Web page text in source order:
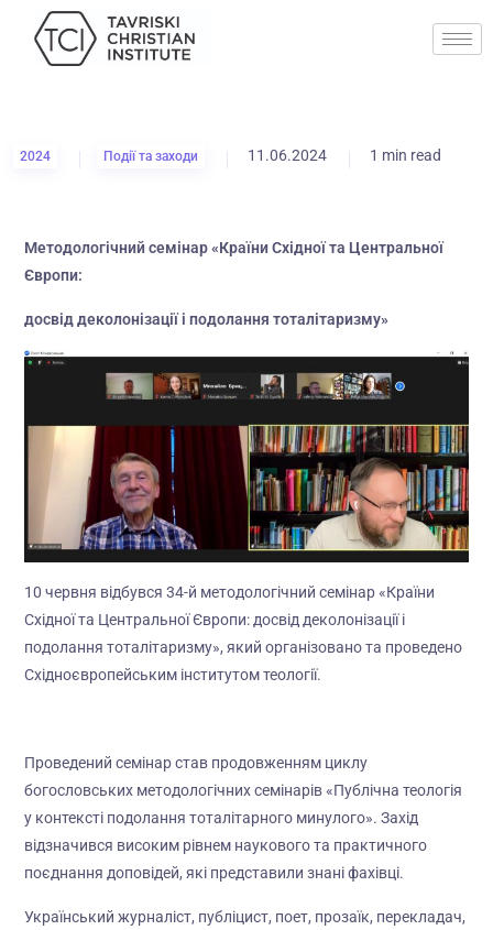
2024 Події та заходи 11.06.2024 1 min read
Методологічний семінар «Країни Східної та Центральної
Європи:
досвід деколонізації і подолання тоталітаризму»
10 червня відбувся 34-й методологічний семінар «Країни
Східної та Центральної Європи: досвід деколонізації і
подолання тоталітаризму», який організовано та проведено
Східноєвропейським інститутом теології.
Проведений семінар став продовженням циклу
богословських методологічних семінарів «Публічна теологія
у контексті подолання тоталітарного минулого». Захід
відзначився високим рівнем наукового та практичного
поєднання доповідей, які представили знані фахівці.
Український журналіст, публіцист, поет, прозаїк, перекладач,